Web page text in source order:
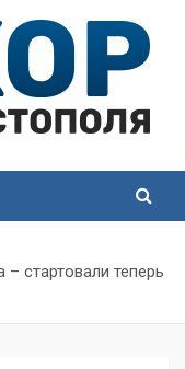
стартовали теперь